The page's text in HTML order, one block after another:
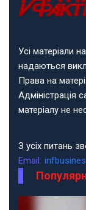
Усі матеріали
надаються
Права на
Адміністрація
матеріалу не
З усіх питань
Email: